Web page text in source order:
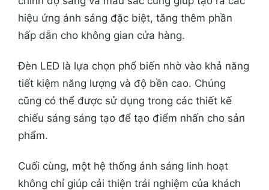
hiệu ứng ánh sáng đặc biệt, tăng thêm phần
hấp dẫn cho không gian cửa hàng.
Đèn LED là lựa chọn phổ biến nhờ vào khả năng
tiết kiệm năng lượng và độ bền cao. Chúng
cũng có thể được sử dụng trong các thiết kế
chiếu sáng sáng tạo để tạo điểm nhấn cho sản
phẩm.
Cuối cùng, một hệ thống ánh sáng linh hoạt
không chỉ giúp cải thiện trải nghiệm của khách